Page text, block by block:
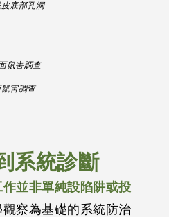
底部孔洞
害調查
系統診斷
並非單純設陷阱或投
觀察為基礎的系統防治